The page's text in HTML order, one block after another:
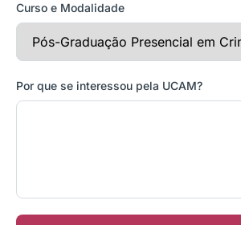
Curso e Modalidade
Por que se interessou pela UCAM?